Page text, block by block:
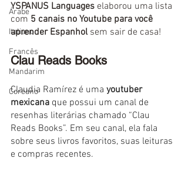
Árabe
Italiano
Francês
Mandarim
Coreano
YSPANUS Languages elaborou uma lista
com 5 canais no Youtube para você
aprender Espanhol sem sair de casa!
Clau Reads Books
Claudia Ramírez é uma youtuber
mexicana que possui um canal de
resenhas literárias chamado “Clau
Reads Books”. Em seu canal, ela fala
sobre seus livros favoritos, suas leituras
e compras recentes.